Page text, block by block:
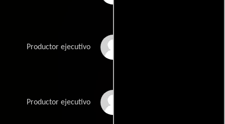
Productor ejecutivo
Productor ejecutivo